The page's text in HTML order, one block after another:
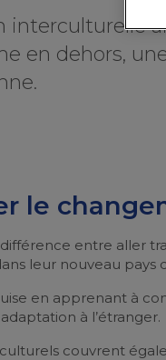
interculturelle
en dehors,
le
entre aller
leur nouveau pays
en apprenant à
à l’étranger.
couvrent